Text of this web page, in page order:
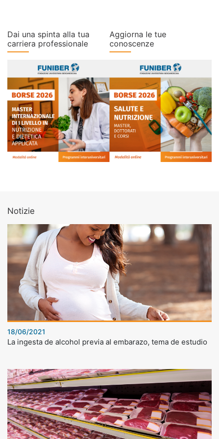
Dai una spinta alla tua
carriera professionale
Aggiorna le tue
conoscenze
Notizie
18/06/2021
La ingesta de alcohol previa al embarazo, tema de estudio